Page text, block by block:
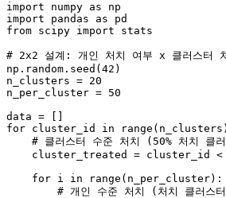
import numpy as
import pandas as
from scipy import stats
# 2x2 설계: 개인 처치 여부 x 클러스터
np.random.seed( 42 )
n_clusters = 20
n_per_cluster = 50
for cluster_id in range
# 클러스터 수준 처치 (50% 처치 클러
cluster_treated = cluster_id
for i in range (n_per_cluster):
# 개인 수준 처치 (처치 클러스